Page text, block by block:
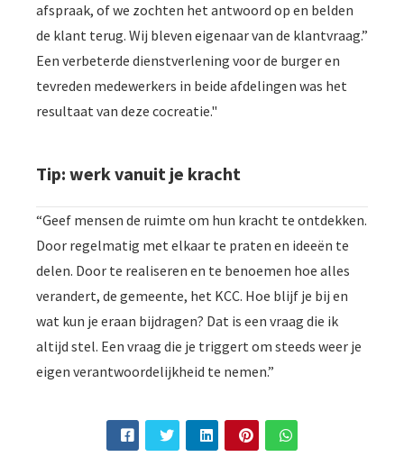
afspraak, of we zochten het antwoord op en belden
de klant terug. Wij bleven eigenaar van de klantvraag.”
Een verbeterde dienstverlening voor de burger en
tevreden medewerkers in beide afdelingen was het
resultaat van deze cocreatie."
Tip: werk vanuit je kracht
“Geef mensen de ruimte om hun kracht te ontdekken.
Door regelmatig met elkaar te praten en ideeën te
delen. Door te realiseren en te benoemen hoe alles
verandert, de gemeente, het KCC. Hoe blijf je bij en
wat kun je eraan bijdragen? Dat is een vraag die ik
altijd stel. Een vraag die je triggert om steeds weer je
eigen verantwoordelijkheid te nemen.”